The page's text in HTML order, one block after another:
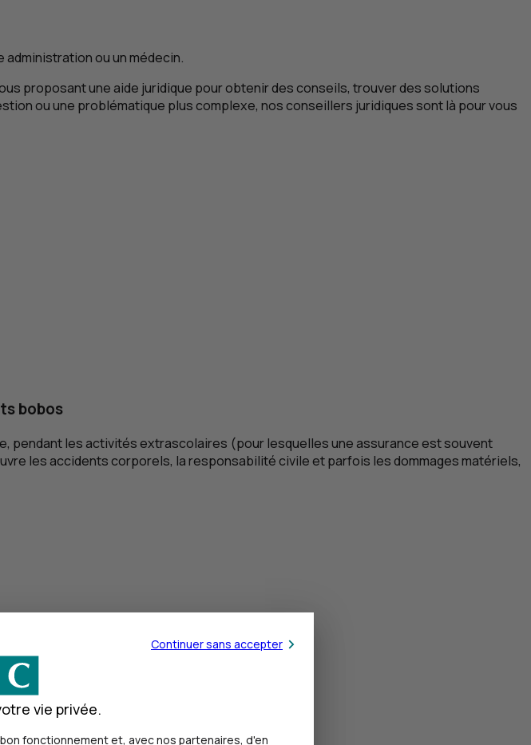
administration ou un médecin.
proposant une aide juridique pour obtenir des conseils, trouver des solutions
ou une problématique plus complexe, nos conseillers juridiques sont là pour vous
bobos
pendant les activités extrascolaires (pour lesquelles une assurance est souvent
les accidents corporels, la responsabilité civile et parfois les dommages matériels,
Continuer sans accepter
vie privée.
fonctionnement et, avec nos partenaires, d'en